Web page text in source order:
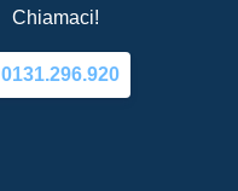
Chiamaci!
0131.296.920